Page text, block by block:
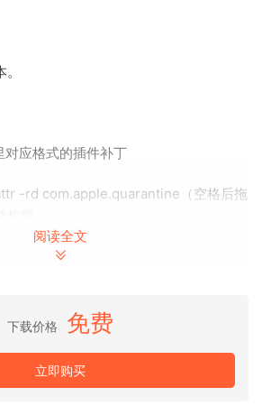
对应格式的插件补丁
-rd com.apple.quarantine（空格后拖
是一款免费插件，旨在通过自然的倍增
现出色的倍增。
控制倍增效果
阅读全文
下载价格 免费
立即购买